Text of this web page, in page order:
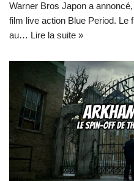
Warner Bros Japon a
film live action Blue Period. Le
au… Lire la suite »